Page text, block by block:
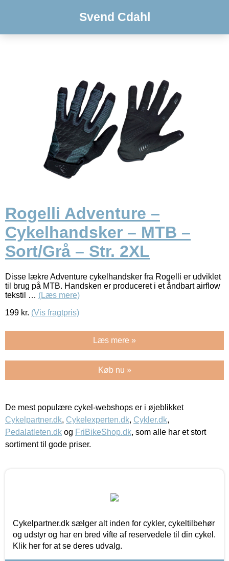
Svend Cdahl
Rogelli Adventure –
Cykelhandsker – MTB –
Sort/Grå – Str. 2XL
Disse lækre Adventure cykelhandsker fra Rogelli er udviklet
til brug på MTB. Handsken er produceret i et åndbart airflow
tekstil … (Læs mere)
199 kr. (Vis fragtpris)
Læs mere »
Køb nu »
De mest populære cykel-webshops er i øjeblikket
Cykelpartner.dk, Cykelexperten.dk, Cykler.dk,
Pedalatleten.dk og FriBikeShop.dk, som alle har et stort
sortiment til gode priser.
Cykelpartner.dk sælger alt inden for cykler, cykeltilbehør
og udstyr og har en bred vifte af reservedele til din cykel.
Klik her for at se deres udvalg.